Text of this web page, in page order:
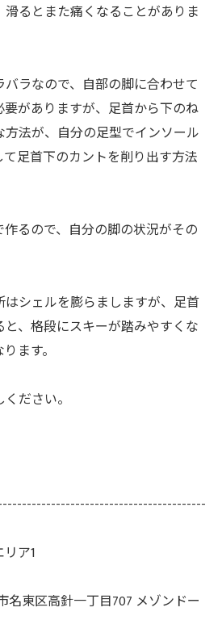
るとまた痛くなることがありま
ラなので、自部の脚に合わせて
がありますが、足首から下のね
方法が、自分の足型でインソール
足首下のカントを削り出す方法
るので、自分の脚の状況がその
シェルを膨らましますが、足首
、格段にスキーが踏みやすくな
ます。
ださい。
ア1
名東区高針一丁目707 メゾンドー